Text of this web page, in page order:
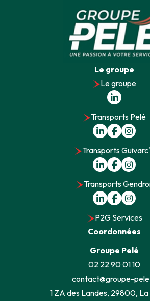
Le groupe
Le groupe
Transports Pelé
Transports
Transports
P2G Services
Coordonnées
Groupe Pelé
02 22 90 01 10
contact@groupe-
1 ZA des Landes, 29800,